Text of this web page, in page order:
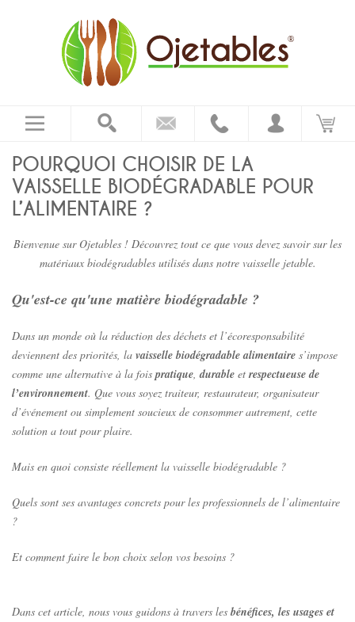
POURQUOI CHOISIR DE LA
VAISSELLE BIODÉGRADABLE POUR
L’ALIMENTAIRE ?
Bienvenue sur Ojetables ! Découvrez tout ce que vous devez savoir sur les
matériaux biodégradables utilisés dans notre vaisselle jetable.
Qu'est-ce qu'une matière biodégradable ?
Dans un monde où la réduction des déchets et l’écoresponsabilité
deviennent des priorités, la vaisselle biodégradable alimentaire s’impose
comme une alternative à la foispratique,durable etrespectueuse de
l’environnement. Que vous soyez traiteur, restaurateur, organisateur
d’événement ou simplement soucieux de consommer autrement, cette
solution a tout pour plaire.
Mais en quoi consiste réellement la vaisselle biodégradable ?
Quels sont ses avantages concrets pour les professionnels de l’alimentaire
?
Et comment faire le bon choix selon vos besoins ?
Dans cet article, nous vous guidons à travers les bénéfices, les usages et